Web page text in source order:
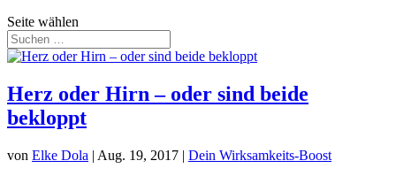
Seite wählen
Herz oder Hirn – oder sind beide
bekloppt
von Elke Dola | Aug. 19, 2017 | Dein Wirksamkeits-Boost